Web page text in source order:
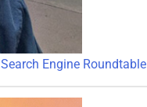
Search Engine Roundtable